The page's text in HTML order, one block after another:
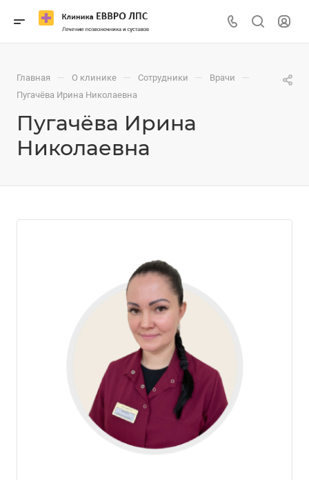
Главная — О клинике — Сотрудники — Врачи —
Пугачёва Ирина Николаевна
Пугачёва Ирина
Николаевна